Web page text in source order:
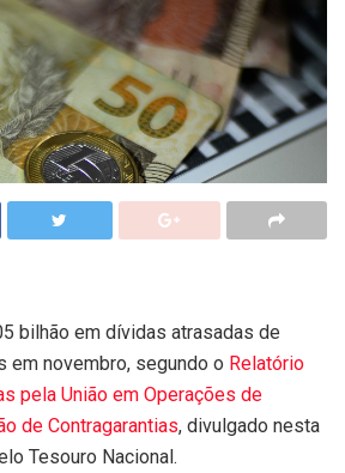
bilhão em dívidas atrasadas de
em novembro, segundo o Relatório
pela União em Operações de
de Contragarantias, divulgado nesta
Tesouro Nacional.